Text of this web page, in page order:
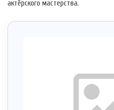
актёрского мастерства.